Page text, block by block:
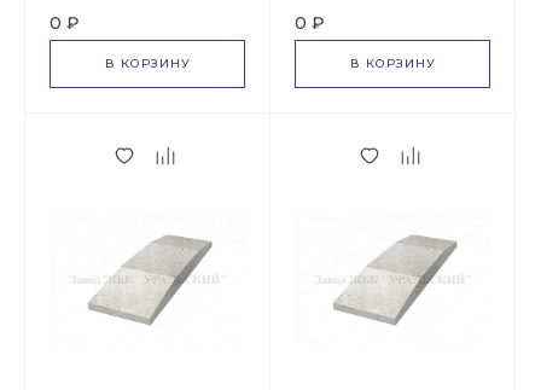
0 ₽
В КОРЗИНУ
0 ₽
В КОРЗИНУ